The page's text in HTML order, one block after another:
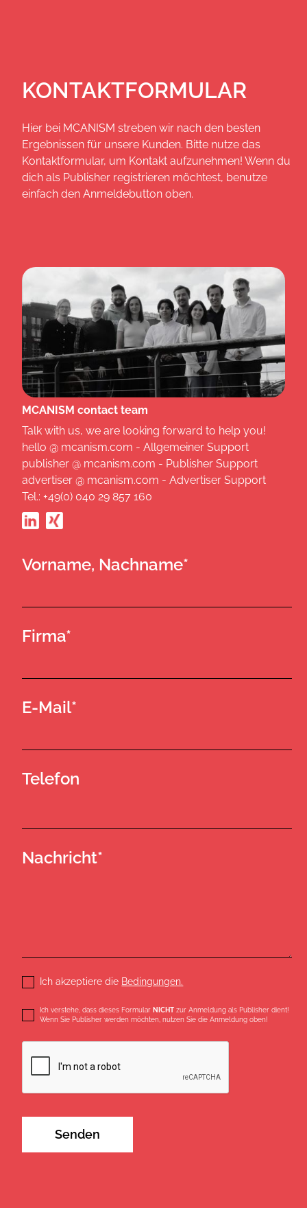
KONTAKTFORMULAR
Hier bei MCANISM streben wir nach den besten
Ergebnissen für unsere Kunden. Bitte nutze das
Kontaktformular, um Kontakt aufzunehmen! Wenn du
dich als Publisher registrieren möchtest, benutze
einfach den Anmeldebutton oben.
MCANISM contact team
Talk with us, we are looking forward to help you!
hello @ mcanism.com - Allgemeiner Support
publisher @ mcanism.com - Publisher Support
advertiser @ mcanism.com - Advertiser Support
Tel.: +49(0) 040 29 857 160
Vorname, Nachname*
Firma*
E-Mail*
Telefon
Nachricht*
Ich akzeptiere die Bedingungen.
Ich verstehe, dass dieses Formular NICHT zur Anmeldung als Publisher dient!
Wenn Sie Publisher werden möchten, nutzen Sie die Anmeldung oben!